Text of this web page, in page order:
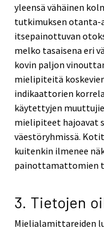
yleensä vähäinen
tutkimuksen otanta-
itsepainottuvan
melko tasaisena eri
kovin paljon
mielipiteitä
indikaattorien
käytettyjen
mielipiteet hajoavat
väestöryhmissä.
kuitenkin ilmenee
painottamattomien
3. Tietojen
Mielialamittareiden